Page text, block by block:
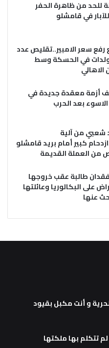
للحد من ظاهرة الحفر
في قامشلو
رفع سعر الامبير..تقليص عدد
في الحسكة وسط
أزمة معقدة جديدة في
بعد الحرب
شعبي من آلية
كبير أمام بريد قامشلو
من العملة القديمة
طالبة عقب خروجها
على البكالوريا وعائلتها
عنها
و أنت مكبل بقيود
تتكلم بها ملكتها